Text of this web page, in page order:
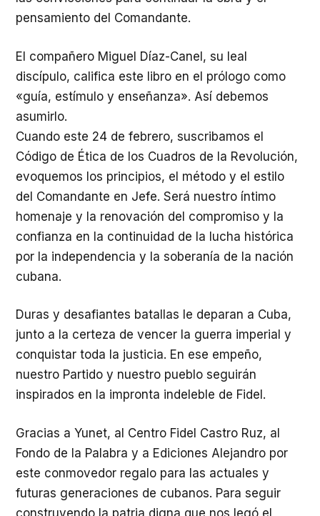
pensamiento del Comandante.
El compañero Miguel Díaz-Canel, su leal
discípulo, califica este libro en el prólogo como
«guía, estímulo y enseñanza». Así debemos
asumirlo.
Cuando este 24 de febrero, suscribamos el
Código de Ética de los Cuadros de la Revolución,
evoquemos los principios, el método y el estilo
del Comandante en Jefe. Será nuestro íntimo
homenaje y la renovación del compromiso y la
confianza en la continuidad de la lucha histórica
por la independencia y la soberanía de la nación
cubana.
Duras y desafiantes batallas le deparan a Cuba,
junto a la certeza de vencer la guerra imperial y
conquistar toda la justicia. En ese empeño,
nuestro Partido y nuestro pueblo seguirán
inspirados en la impronta indeleble de Fidel.
Gracias a Yunet, al Centro Fidel Castro Ruz, al
Fondo de la Palabra y a Ediciones Alejandro por
este conmovedor regalo para las actuales y
futuras generaciones de cubanos. Para seguir
construyendo la patria digna que nos legó el